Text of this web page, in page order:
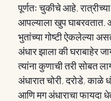
पूर्णतः चुकीचे आहे.
आपल्याला खुप
भुतांच्या गोष्टी ऐकलेल्या
अंधार झाला की घराबाहेर
त्यांना कुणाची तरी सोबत
अंधारात चोरी, दरोडे, काळे
आणि मग अंधाराचा फायदा